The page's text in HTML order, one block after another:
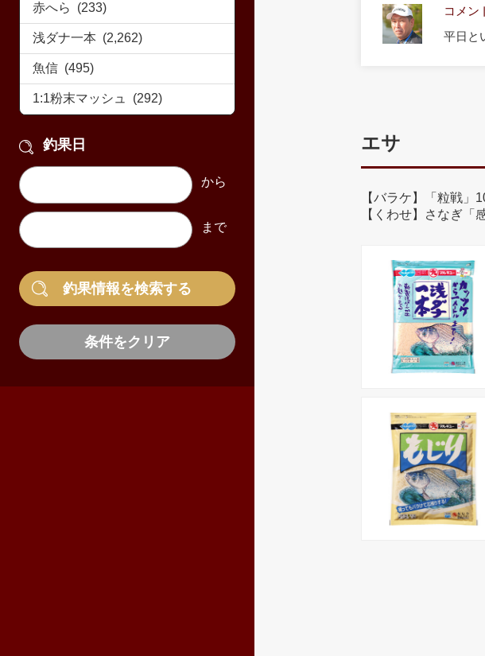
釣果日
条件をクリア
コメン
平日と
エサ
【バラケ】「粒戦
【くわせ】さなぎ「